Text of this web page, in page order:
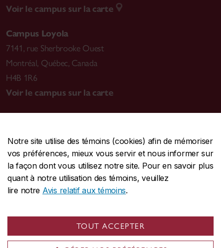
Notre site utilise des témoins (cookies) afin de mémoriser
vos préférences, mieux vous servir et nous informer sur
la façon dont vous utilisez notre site. Pour en savoir plus
quant à notre utilisation des témoins, veuillez
lire notre Avis relatif aux témoins.
TOUT ACCEPTER
Voir le campus sur la carte
Campus Loyola
7141, rue Sherbrooke Ouest
Montréal, Québec, Canada
H4B 1R6
Voir le campus sur la carte
CENTRALE514-848-2424
URGENCE514-848-3717
Protection et prévention | Accessibilité | Confidentialité
Conditions d'utilisation |
© Université Concordia. Montréal, QC, Canada